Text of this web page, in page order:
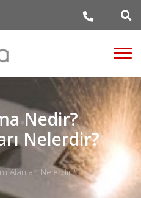
Nedir?
Nelerdir?
Alanları Nelerdir?